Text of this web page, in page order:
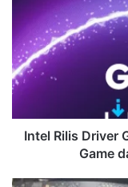
Driver
Arc
101.6795
Beta:
Game
danIntel Rilis Driver
Game